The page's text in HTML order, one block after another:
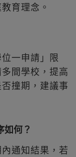
育理念。
一申請」限
間學校，提高
撞期，建議事
如何？
通知結果，若